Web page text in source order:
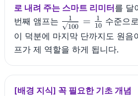
로 내려 주는 스마트 리미터를 달
번째 앰프는 \frac{1}
{\sqrt{100}}
= \frac{1}
{10}
100
1 = 10
1
수준으
이 덕분에 마지막 단까지도 원음
프가 제 역할을 하게 됩니다.
[배경 지식] 꼭 필요한 기초 개념